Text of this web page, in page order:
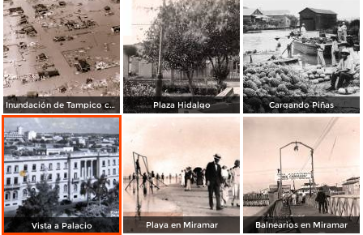
Inundación de Tampico causada por el Huracán de categoría 5 en 1933 Plaza Hidalgo Cargando Piñas
Vista a Palacio Playa en Miramar Balnearios en Miramar